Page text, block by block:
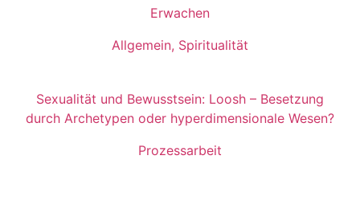
Erwachen
Allgemein, Spiritualität
Sexualität und Bewusstsein: Loosh – Besetzung
durch Archetypen oder hyperdimensionale Wesen?
Prozessarbeit